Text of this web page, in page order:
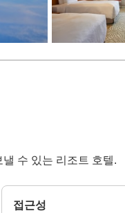
수 있는 리조트 호텔.
접근성